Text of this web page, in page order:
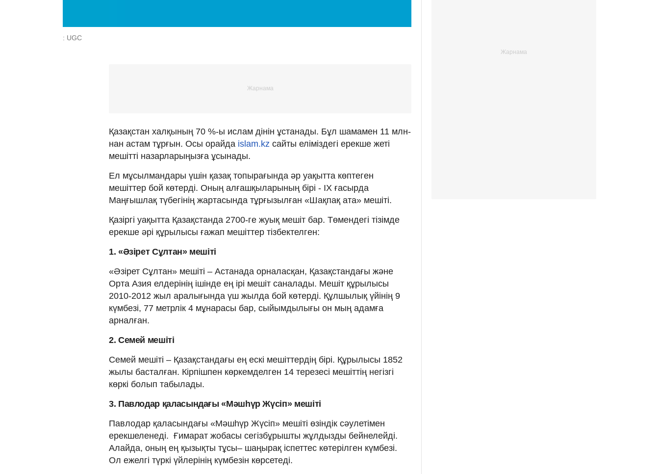
: UGC
Қазақстан халқының 70 %-ы ислам дінін ұстанады. Бұл шамамен 11 млн-
нан астам тұрғын. Осы орайда islam.kz сайты еліміздегі ерекше жеті
мешітті назарларыңызға ұсынады.
Ел мұсылмандары үшін қазақ топырағында әр уақытта көптеген
мешіттер бой көтерді. Оның алғашқыларының бірі - IX ғасырда
Маңғышлақ түбегінің жартасында тұрғызылған «Шақпақ ата» мешіті.
Қазіргі уақытта Қазақстанда 2700-ге жуық мешіт бар. Төмендегі тізімде
ерекше әрі құрылысы ғажап мешіттер тізбектелген:
1. «Әзірет Сұлтан» мешіті
«Әзірет Сұлтан» мешіті – Астанада орналасқан, Қазақстандағы және
Орта Азия елдерінің ішінде ең ірі мешіт саналады. Мешіт құрылысы
2010-2012 жыл аралығында үш жылда бой көтерді. Құлшылық үйінің 9
күмбезі, 77 метрлік 4 мұнарасы бар, сыйымдылығы он мың адамға
арналған.
2. Семей мешіті
Семей мешіті – Қазақстандағы ең ескі мешіттердің бірі. Құрылысы 1852
жылы басталған. Кірпішпен көркемделген 14 терезесі мешіттің негізгі
көркі болып табылады.
3. Павлодар қаласындағы «Мәшһүр Жүсіп» мешіті
Павлодар қаласындағы «Мәшһүр Жүсіп» мешіті өзіндік сәулетімен
ерекшеленеді. Ғимарат жобасы сегізбұрышты жұлдызды бейнелейді.
Алайда, оның ең қызықты тұсы– шаңырақ іспеттес көтерілген күмбезі.
Ол ежелгі түркі үйлерінің күмбезін көрсетеді.